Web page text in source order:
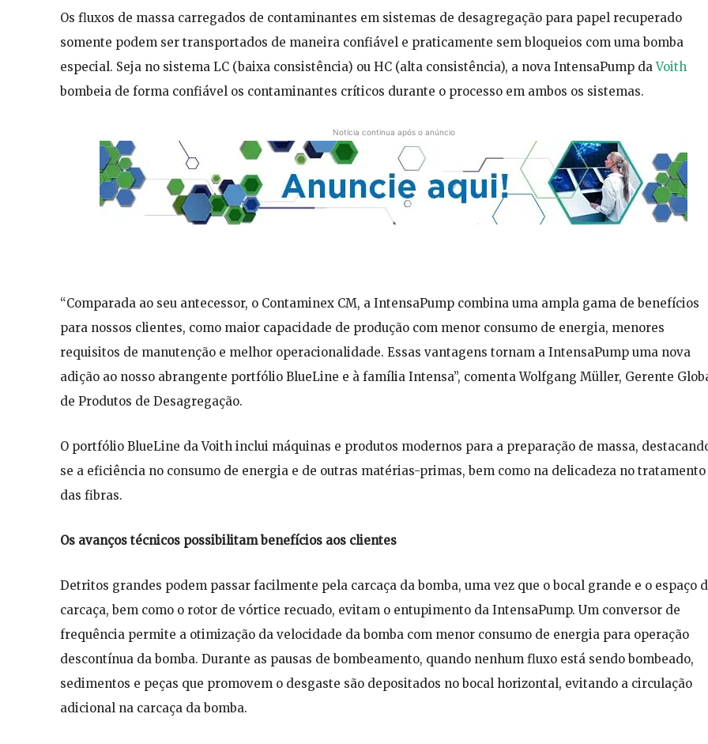
Os fluxos de massa carregados de contaminantes em sistemas de desagregação para papel recuperado
somente podem ser transportados de maneira confiável e praticamente sem bloqueios com uma bomba
especial. Seja no sistema LC (baixa consistência) ou HC (alta consistência), a nova IntensaPump daVoith
bombeia de forma confiável os contaminantes críticos durante o processo em ambos os sistemas.
Notícia continua após o anúncio
“Comparada ao seu antecessor, o Contaminex CM, a IntensaPump combina uma ampla gama de benefícios
para nossos clientes, como maior capacidade de produção com menor consumo de energia, menores
requisitos de manutenção e melhor operacionalidade. Essas vantagens tornam a IntensaPump uma nova
adição ao nosso abrangente portfólio BlueLine e à família Intensa”, comenta Wolfgang Müller, Gerente
de Produtos de Desagregação.
O portfólio BlueLine da Voith inclui máquinas e produtos modernos para a preparação de massa,
se a eficiência no consumo de energia e de outras matérias-primas, bem como na delicadeza no tratamento
das fibras.
Os avanços técnicos possibilitam benefícios aos clientes
Detritos grandes podem passar facilmente pela carcaça da bomba, uma vez que o bocal grande e o espaço
carcaça, bem como o rotor de vórtice recuado, evitam o entupimento da IntensaPump. Um conversor de
frequência permite a otimização da velocidade da bomba com menor consumo de energia para operação
descontínua da bomba. Durante as pausas de bombeamento, quando nenhum fluxo está sendo bombeado,
sedimentos e peças que promovem o desgaste são depositados no bocal horizontal, evitando a circulação
adicional na carcaça da bomba.